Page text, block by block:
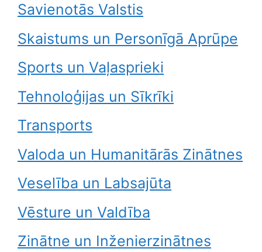
Savienotās Valstis
Skaistums un Personīgā Aprūpe
Sports un Vaļasprieki
Tehnoloģijas un Sīkrīki
Transports
Valoda un Humanitārās Zinātnes
Veselība un Labsajūta
Vēsture un Valdība
Zinātne un Inženierzinātnes